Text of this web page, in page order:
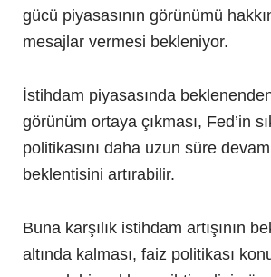
gücü piyasasının görünümü
mesajlar vermesi bekleniyor.
İstihdam piyasasında
görünüm ortaya çıkması, Fed’in
politikasını daha uzun süre
beklentisini artırabilir.
Buna karşılık istihdam artışının
altında kalması, faiz politikası